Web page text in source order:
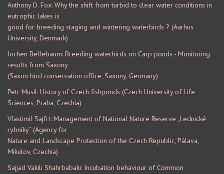
Anthony D. Fox: Why the shift from turbid to clear water conditions in
eutrophic lakes is
good for breeding staging and wintering waterbirds ? (Aarhus
University, Denmark)
Jochen Bellebaum: Breeding waterbirds on Carp ponds - Monitoring
results from Saxony
(Saxon bird conservation office, Saxony, Germany)
Petr Musil: History of Czech fishponds (Czech University of Life
Sciences, Praha, Czechia)
Vlastimil Sajfrt: Management of National Nature Reserve „Lednické
rybníky“ (Agency for
Nature and Landscape Protection of the Czech Republic, Pálava,
Mikulov, Czechia)
Sajjad Vakili Shahrbabaki: Incubation behaviour of Common